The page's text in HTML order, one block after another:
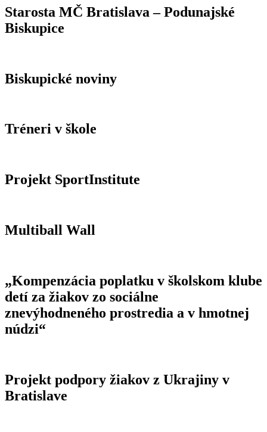
Starosta MČ Bratislava – Podunajské
Biskupice
Biskupické noviny
Tréneri v škole
Projekt SportInstitute
Multiball Wall
„Kompenzácia poplatku v školskom klube
detí za žiakov zo sociálne
znevýhodneného prostredia a v hmotnej
núdzi“
Projekt podpory žiakov z Ukrajiny v
Bratislave